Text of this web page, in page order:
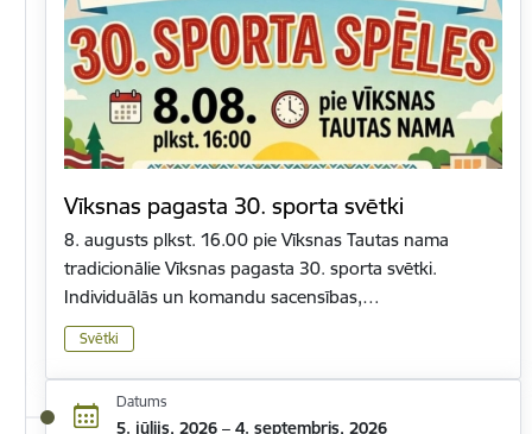
Vīksnas pagasta 30. sporta svētki
8. augusts plkst. 16.00 pie Vīksnas Tautas nama
tradicionālie Vīksnas pagasta 30. sporta svētki.
Individuālās un komandu sacensības,…
Svētki
Datums
5. jūlijs, 2026 – 4. septembris, 2026